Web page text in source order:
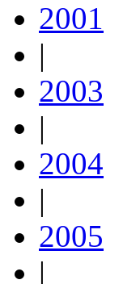
2001
|
2003
|
2004
|
2005
|